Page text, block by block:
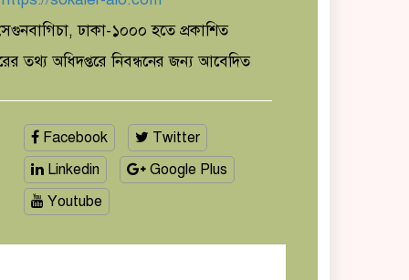
ঢাকা-১০০০ হতে প্রকাশিত
তথ্য অধিদপ্তরে নিবন্ধনের জন্য আবেদিত
Facebook
Twitter
Linkedin
Google Plus
Youtube